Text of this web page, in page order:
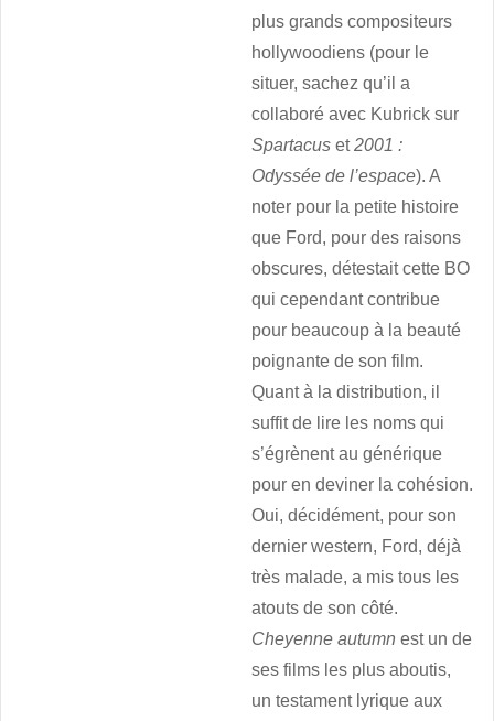
plus grands compositeurs
hollywoodiens (pour le
situer, sachez qu’il a
collaboré avec Kubrick sur
Spartacus et2001 :
Odyssée de l’espace). A
noter pour la petite histoire
que Ford, pour des raisons
obscures, détestait cette BO
qui cependant contribue
pour beaucoup à la beauté
poignante de son film.
Quant à la distribution, il
suffit de lire les noms qui
s’égrènent au générique
pour en deviner la cohésion.
Oui, décidément, pour son
dernier western, Ford, déjà
très malade, a mis tous les
atouts de son côté.
Cheyenne autumn est un de
ses films les plus aboutis,
un testament lyrique aux